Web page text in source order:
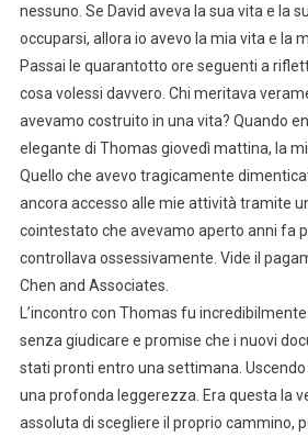
nessuno. Se David aveva la sua vita e la
occuparsi, allora io avevo la mia vita e la
Passai le quarantotto ore seguenti a
cosa volessi davvero. Chi meritava
avevamo costruito in una vita? Quando
elegante di Thomas giovedì mattina, la
Quello che avevo tragicamente
ancora accesso alle mie attività tramite
cointestato che avevamo aperto anni fa
controllava ossessivamente. Vide il
Chen and Associates.
L’incontro con Thomas fu
senza giudicare e promise che i nuovi
stati pronti entro una settimana.
una profonda leggerezza. Era questa la
assoluta di scegliere il proprio cammino,